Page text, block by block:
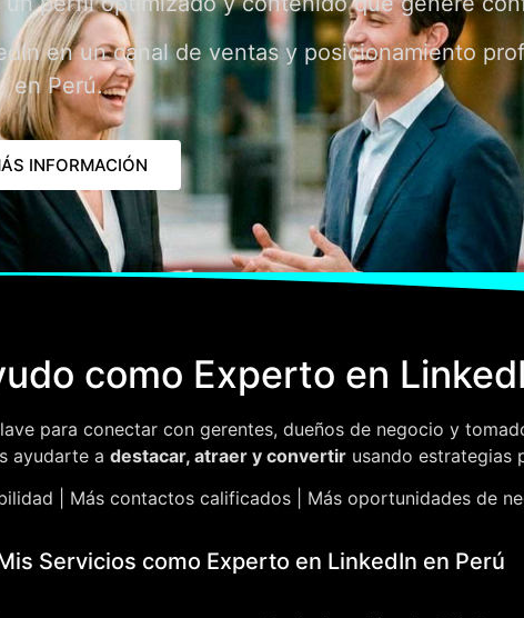
en un canal de ventas y posicionamiento
en Perú.
INFORMACIÓN
como Experto en
para conectar con gerentes, dueños de negocio y
ayudarte a destacar, atraer y convertir usando estrategias
| Más contactos calificados | Más oportunidades de
Servicios como Experto en LinkedIn en Perú